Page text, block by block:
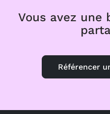
Vous avez une
Référencer